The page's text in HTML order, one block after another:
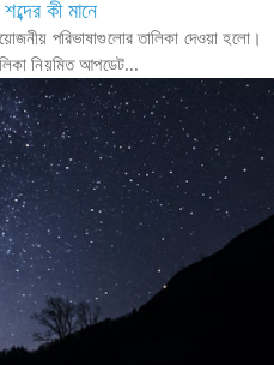
কী মানে
পরিভাষাগুলোর তালিকা দেওয়া হলো।
নিয়মিত আপডেট...